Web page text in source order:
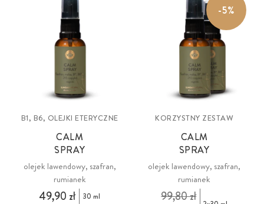
B1, B6, OLEJKI ETERYCZNE
CALM
SPRAY
olejek lawendowy, szafran,
rumianek
49,90 zł
30 ml
-5%
KORZYSTNY ZESTAW
CALM
SPRAY
olejek lawendowy, szafran,
rumianek
99,80 zł